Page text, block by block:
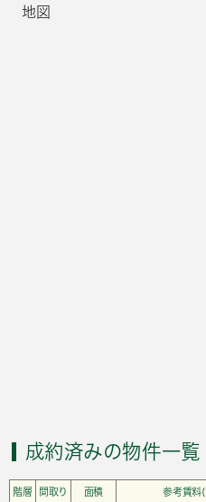
地図
成約済みの物件一覧
階層 間取り 面積 参考賃料